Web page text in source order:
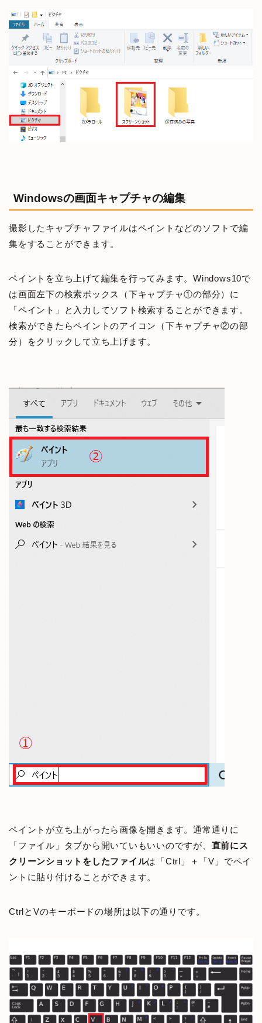
Windowsの画面キャプチャの編集
撮影したキャプチャファイルはペイントなどのソフトで編
集をすることができます。
ペイントを立ち上げて編集を行ってみます。Windows10で
は画面左下の検索ボックス（下キャプチャ①の部分）に
「ペイント」と入力してソフト検索することができます。
検索ができたらペイントのアイコン（下キャプチャ②の部
分）をクリックして立ち上げます。
ペイントが立ち上がったら画像を開きます。通常通りに
「ファイル」タブから開いていもいいのですが、 直前にス
クリーンショットをしたファイルは「Ctrl」＋「V」でペイ
ントに貼り付けることができます。
CtrlとVのキーボードの場所は以下の通りです。